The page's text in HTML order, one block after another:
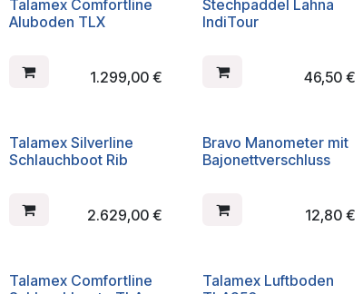
Talamex Comfortline
Aluboden TLX
1.299,00 €
Stechpaddel Lahna
IndiTour
46,50 €
Talamex Silverline
Schlauchboot Rib
2.629,00 €
Bravo Manometer mit
Bajonettverschluss
12,80 €
Talamex Comfortline
Talamex Luftboden